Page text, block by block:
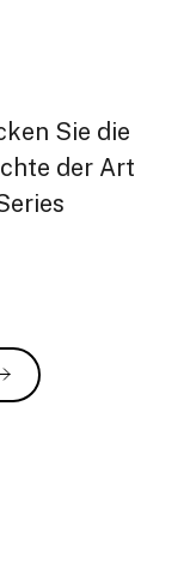
Sie die
der Art